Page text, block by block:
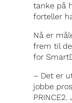
tanke på
forteller
Nå er
frem til
for
– Det er
jobbe